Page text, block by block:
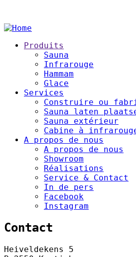
Footer
Produits
Sauna
Infrarouge
Hammam
Glace
Services
Construire ou
Sauna laten
Sauna extérieur
Cabine à
A propos de nous
A propos de nous
Showroom
Réalisations
Service & Contact
In de pers
Facebook
Instagram
Contact
Heiveldekens 5